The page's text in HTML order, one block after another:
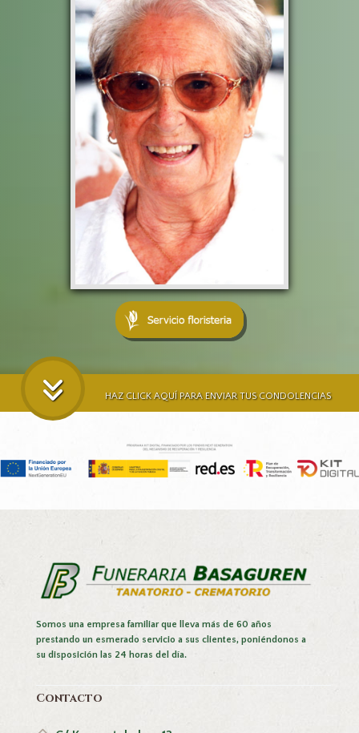
HAZ CLICK AQUÍ PARA ENVIAR TUS CONDOLENCIAS
Somos una empresa familiar que lleva más de 60 años
prestando un esmerado servicio a sus clientes, poniéndonos a
su disposición las 24 horas del día.
Contacto